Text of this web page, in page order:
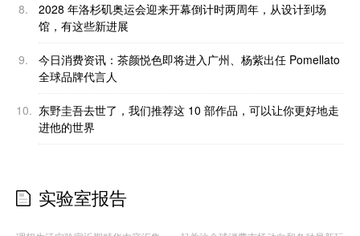
8.
2028 年洛杉矶奥运会迎来开幕倒计时两周年，从设计到场
馆，有这些新进展
9.
今日消费资讯：茶颜悦色即将进入广州、杨紫出任 Pomellato
全球品牌代言人
10. 东野圭吾去世了，我们推荐这 10 部作品，可以让你更好地走
进他的世界
实验室报告